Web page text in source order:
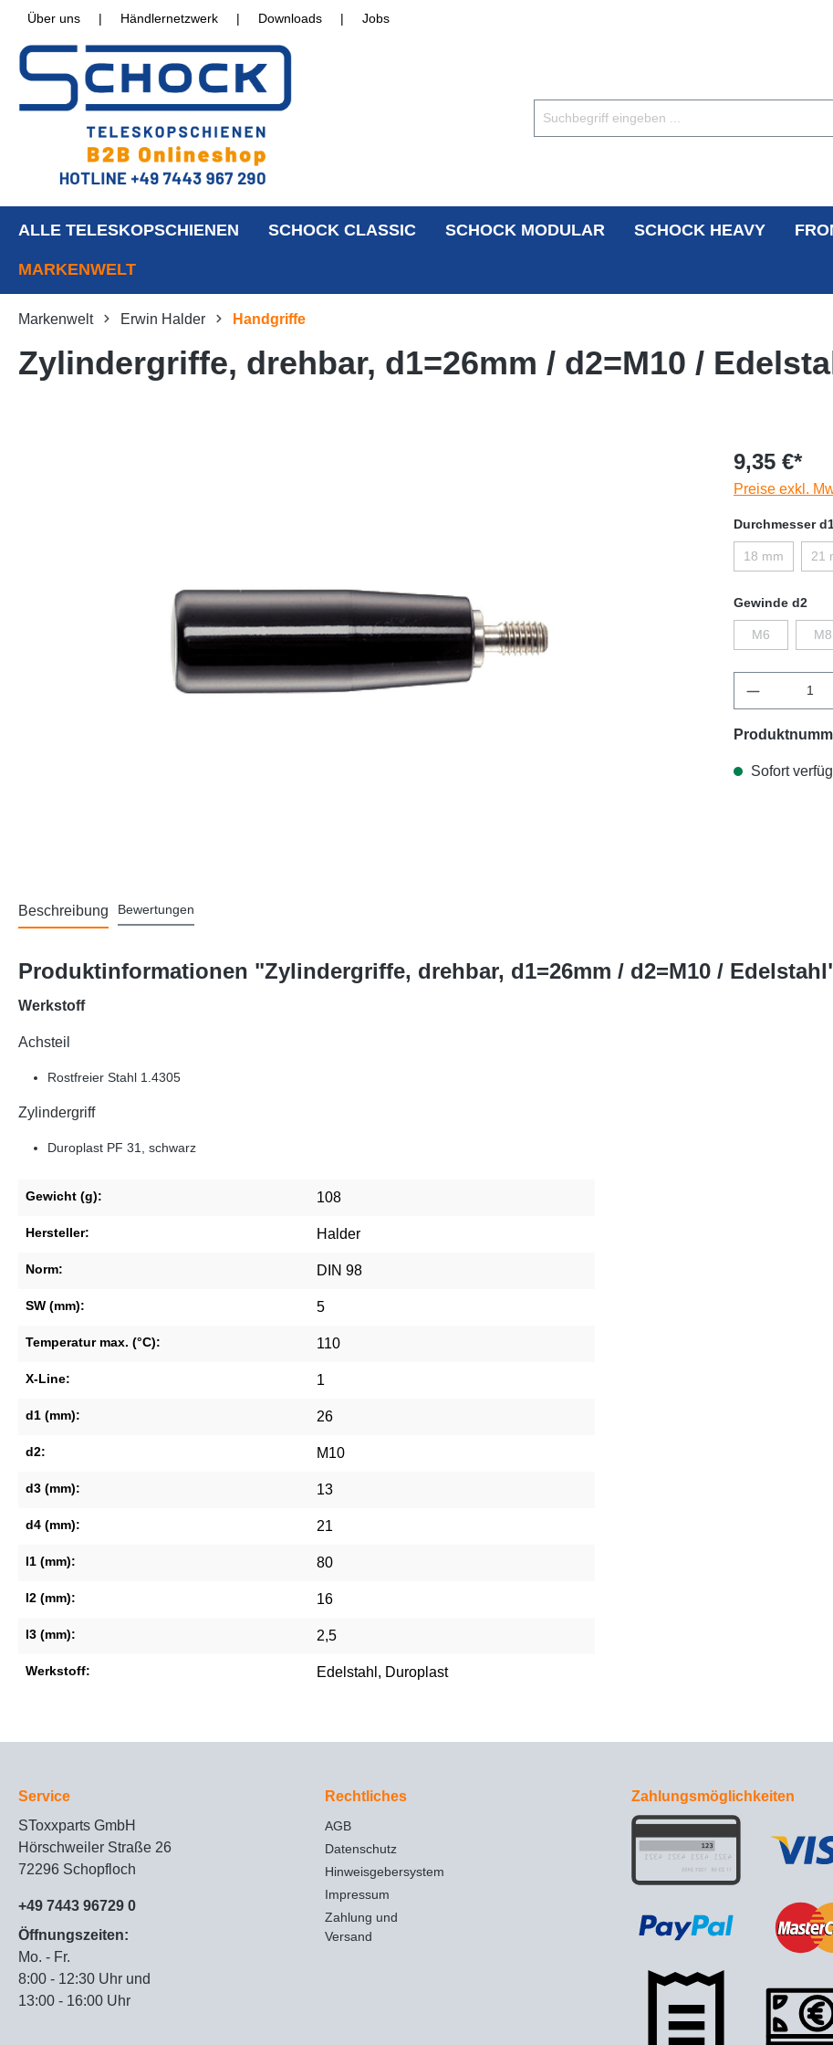
Über uns | Händlernetzwerk | Downloads | Jobs
ALLE TELESKOPSCHIENEN SCHOCK CLASSIC SCHOCK MODULAR SCHOCK HEAVY
MARKENWELT
Markenwelt Erwin Halder Handgriffe
Zylindergriffe, drehbar, d1=26mm / d2=M10 /
9,35 €*
Preise exkl.
Durchmesser
18 mm 21
Gewinde d2
M6 M8
Sofort
Beschreibung Bewertungen
Produktinformationen "Zylindergriffe, drehbar, d1=26mm / d2=M10 /
Werkstoff
Achsteil
Rostfreier Stahl 1.4305
Zylindergriff
Duroplast PF 31, schwarz
Gewicht (g): 108
Hersteller: Halder
Norm: DIN 98
SW (mm): 5
Temperatur max. (°C): 110
X-Line: 1
d1 (mm): 26
d2: M10
d3 (mm): 13
d4 (mm): 21
l1 (mm): 80
l2 (mm): 16
l3 (mm): 2,5
Werkstoff: Edelstahl , Duroplast
Service
SToxxparts GmbH
Hörschweiler Straße 26
72296 Schopfloch
+49 7443 96729 0
Öffnungszeiten:
Mo. - Fr.
8:00 - 12:30 Uhr und
13:00 - 16:00 Uhr
Rechtliches
AGB
Datenschutz
Hinweisgebersystem
Impressum
Zahlung und
Versand
Zahlungsmöglichkeiten